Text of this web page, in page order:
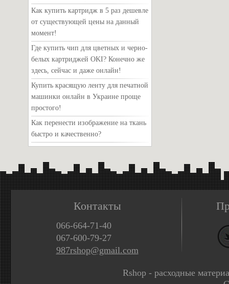
Как купить картридж в 5 раз дешевле
от существующей цены на данный
момент!
Где купить чип для цветных и черно-
белых картриджей OKI? Конечно же
здесь, сейчас и даже онлайн!
Купить красящую ленту для печатной
машинки онлайн в Украине проще
простого!
Как перенести изображение на ткань
быстро и качественно?
Контакты
066-664-71-40
067-600-79-27
987rshop@gmail.com
Rshop - расходные